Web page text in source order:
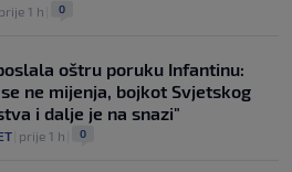
prije 1 h 0
oštru poruku Infantinu:
ne mijenja, bojkot Svjetskog
i dalje je na snazi"
prije 1 h 0